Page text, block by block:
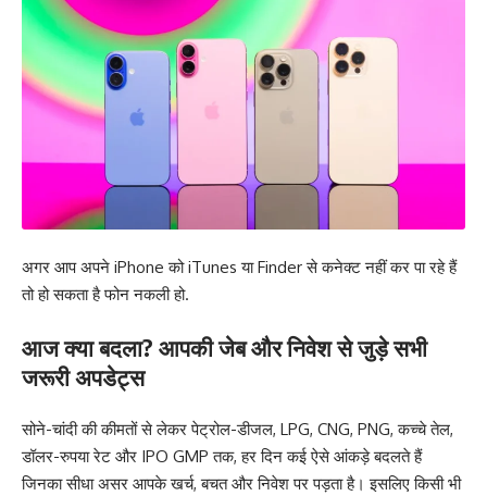
अगर आप अपने iPhone को iTunes या Finder से कनेक्ट नहीं कर पा रहे हैं
तो हो सकता है फोन नकली हो.
आज क्या बदला? आपकी जेब और निवेश से जुड़े सभी
जरूरी अपडेट्स
सोने-चांदी की कीमतों से लेकर पेट्रोल-डीजल, LPG, CNG, PNG, कच्चे तेल,
डॉलर-रुपया रेट और IPO GMP तक, हर दिन कई ऐसे आंकड़े बदलते हैं
जिनका सीधा असर आपके खर्च, बचत और निवेश पर पड़ता है। इसलिए किसी भी